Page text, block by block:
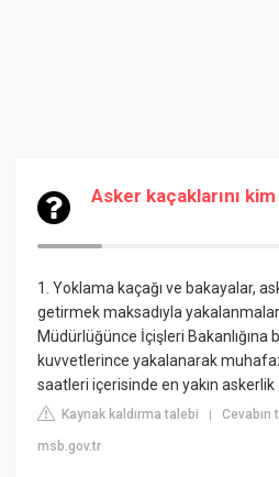
Asker kaçaklarını
1. Yoklama kaçağı ve bakayalar,
getirmek maksadıyla
Müdürlüğünce İçişleri Bakanlığına
kuvvetlerince yakalanarak
saatleri içerisinde en yakın
Kaynak kaldırma talebi |Cevabın
msb.gov.tr